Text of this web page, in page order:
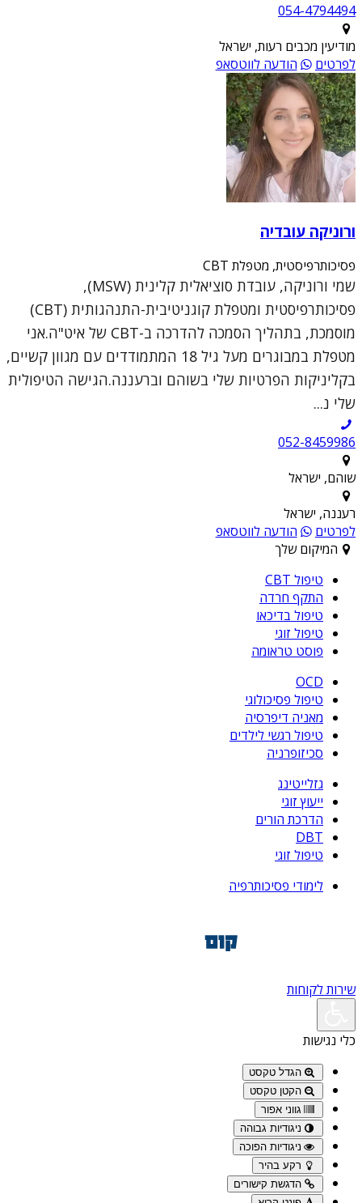
054-4794494
מודיעין מכבים רעות, ישראל
לפרטים
הודעה לווטסאפ
ורוניקה עובדיה
פסיכותרפיסטית, מטפלת CBT
שמי ורוניקה, עובדת סוציאלית קלינית (MSW),
פסיכותרפיסטית ומטפלת קוגניטיבית-התנהגותית (CBT)
מוסמכת, בתהליך הסמכה להדרכה ב-CBT של איט"ה.אני
מטפלת במבוגרים מעל גיל 18 המתמודדים עם מגוון קשיים,
בקליניקות הפרטיות שלי בשוהם וברעננה.הגישה הטיפולית
שלי נ...
052-8459986
שוהם, ישראל
רעננה, ישראל
לפרטים
הודעה לווטסאפ
המיקום שלך
טיפול CBT
התקף חרדה
טיפול בדיכאו
טיפול זוגי
פוסט טראומה
OCD
טיפול פסיכולוגי
מאניה דיפרסיה
טיפול רגשי לילדים
סכיזופרניה
גזלייטינג
ייעוץ זוגי
הדרכת הורים
DBT
טיפול זוגי
לימודי פסיכותרפיה
שירות לקוחות
כלי נגישות
הגדל טקסט
הקטן טקסט
גווני אפור
ניגודיות גבוהה
ניגודיות הפוכה
רקע בהיר
הדגשת קישורים